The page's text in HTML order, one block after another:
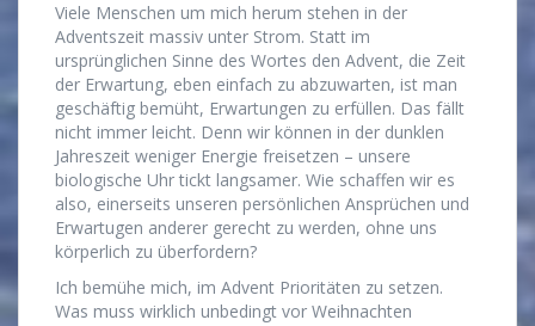
Viele Menschen um mich herum stehen in der
Adventszeit massiv unter Strom. Statt im
ursprünglichen Sinne des Wortes den Advent, die Zeit
der Erwartung, eben einfach zu abzuwarten, ist man
geschäftig bemüht, Erwartungen zu erfüllen. Das fällt
nicht immer leicht. Denn wir können in der dunklen
Jahreszeit weniger Energie freisetzen – unsere
biologische Uhr tickt langsamer. Wie schaffen wir es
also, einerseits unseren persönlichen Ansprüchen und
Erwartugen anderer gerecht zu werden, ohne uns
körperlich zu überfordern?
Ich bemühe mich, im Advent Prioritäten zu setzen.
Was muss wirklich unbedingt vor Weihnachten